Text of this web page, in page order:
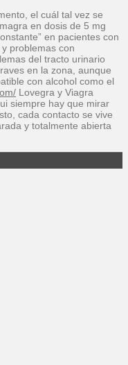
el cuál tal vez se
en dosis de 5 mg
en pacientes con
problemas con
del tracto urinario
en la zona, aunque
con alcohol como el
Lovegra y Viagra
siempre hay que mirar
cada contacto se vive
y totalmente abierta